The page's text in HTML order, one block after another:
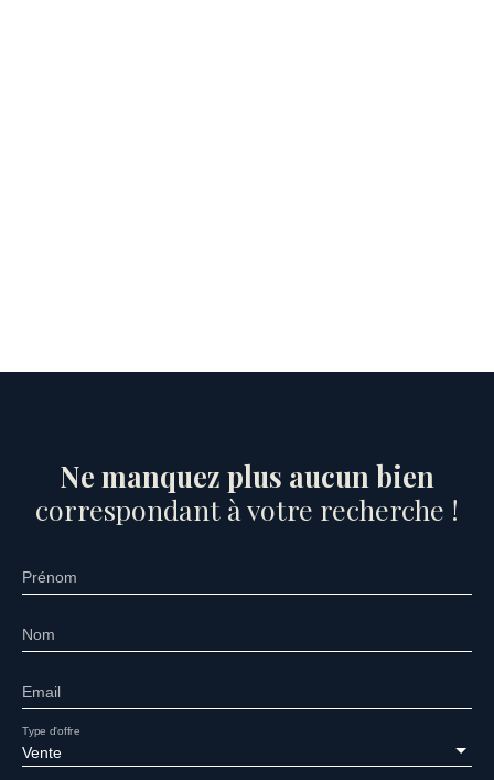
Ne manquez plus aucun bien
correspondant à votre recherche !
Prénom
Nom
Email
Vente
Type d'offre